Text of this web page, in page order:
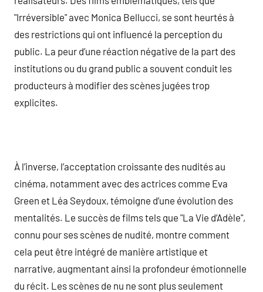
"Irréversible" avec Monica Bellucci, se sont heurtés à
des restrictions qui ont influencé la perception du
public. La peur d’une réaction négative de la part des
institutions ou du grand public a souvent conduit les
producteurs à modifier des scènes jugées trop
explicites.
À l’inverse, l’acceptation croissante des nudités au
cinéma, notamment avec des actrices comme Eva
Green et Léa Seydoux, témoigne d’une évolution des
mentalités. Le succès de films tels que "La Vie d’Adèle",
connu pour ses scènes de nudité, montre comment
cela peut être intégré de manière artistique et
narrative, augmentant ainsi la profondeur émotionnelle
du récit. Les scènes de nu ne sont plus seulement